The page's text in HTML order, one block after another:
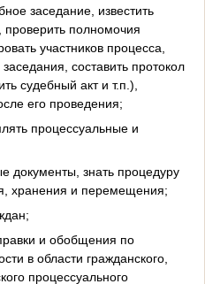
заседание, известить
проверить полномочия
участников процесса,
составить протокол
судебный акт и т.п.),
его проведения;
процессуальные и
документы, знать процедуру
хранения и перемещения;
и обобщения по
в области гражданского,
процессуального